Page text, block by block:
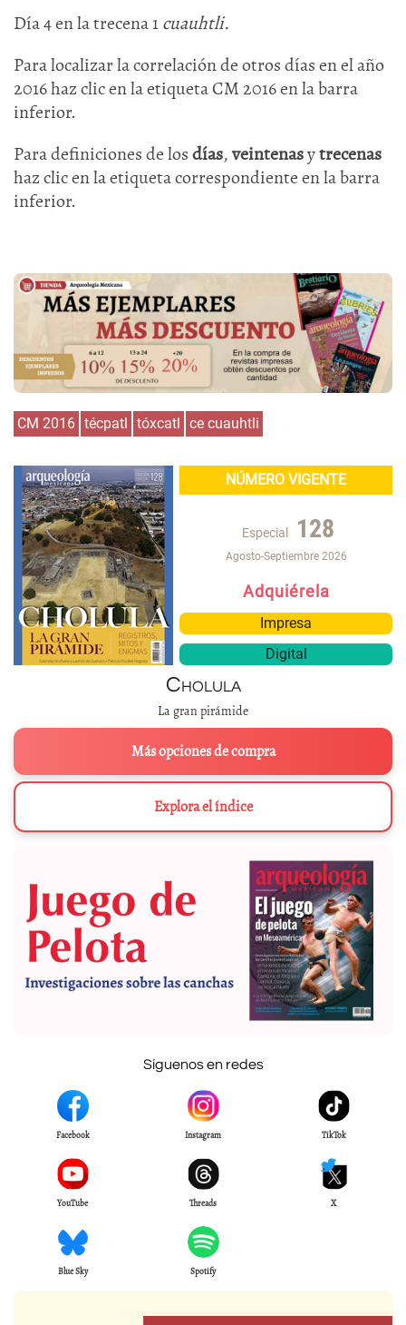
Día 4 en la trecena 1cuauhtli.
Para localizar la correlación de otros días en el año
2016 haz clic en la etiqueta CM 2016 en la barra
inferior.
Para definiciones de losdías,veintenasytrecenas
haz clic en la etiqueta correspondiente en la barra
inferior.
CM 2016 técpatl tóxcatl ce cuauhtli
NÚMERO VIGENTE
Especial 128
Agosto-Septiembre 2026
Adquiérela
Impresa
Digital
Cholula
La gran pirámide
Más opciones de compra
Explora el índice
Síguenos en redes
Facebook Instagram TikTok
YouTube Threads X
Blue Sky Spotify